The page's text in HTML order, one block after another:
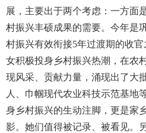
展，主要出于两个考虑：一方面
村振兴丰硕成果的需要。今年是
村振兴有效衔接5年过渡期的收
女积极投身乡村振兴热潮，在农
现风采、贡献力量，涌现出了大
人、巾帼现代农业科技示范基地
身乡村振兴的生动注脚，更是家
影。她们值得被记录、被看见。